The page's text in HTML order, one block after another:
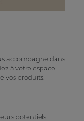
accompagne dans
à votre espace
vos produits.
potentiels,